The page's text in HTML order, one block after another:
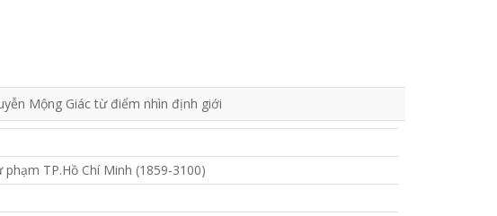
Mộng Giác từ điểm nhìn định giới
TP.Hồ Chí Minh (1859-3100)